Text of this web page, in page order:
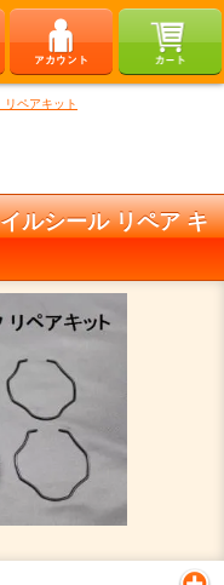
リペアキット
ルシール リペア キ